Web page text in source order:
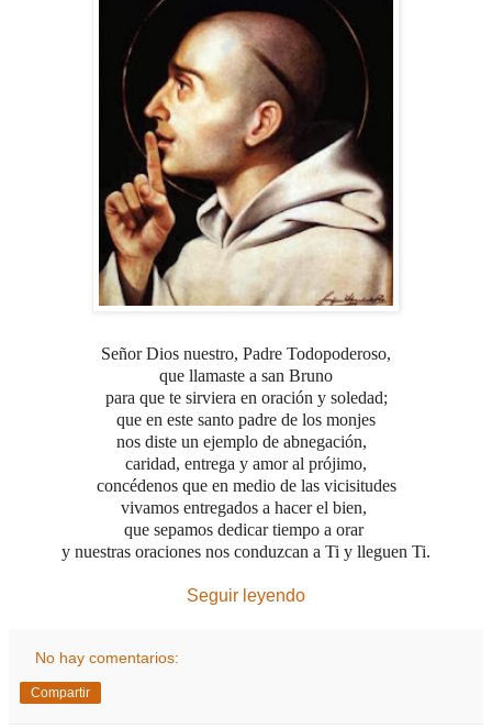
Señor Dios nuestro, Padre Todopoderoso,
que llamaste a san Bruno
para que te sirviera en oración y soledad;
que en este santo padre de los monjes
nos diste un ejemplo de abnegación,
caridad, entrega y amor al prójimo,
concédenos que en medio de las vicisitudes
vivamos entregados a hacer el bien,
que sepamos dedicar tiempo a orar
y nuestras oraciones nos conduzcan a Ti y lleguen Ti.
Seguir leyendo
No hay comentarios:
Compartir